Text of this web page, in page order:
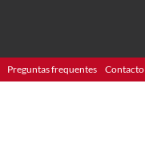
Preguntas frequentes Contacto